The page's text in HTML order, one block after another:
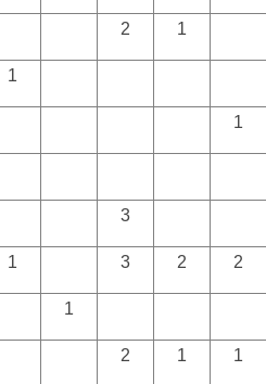
2 1
1
1
3
1 3 2 2
1
2 1 1